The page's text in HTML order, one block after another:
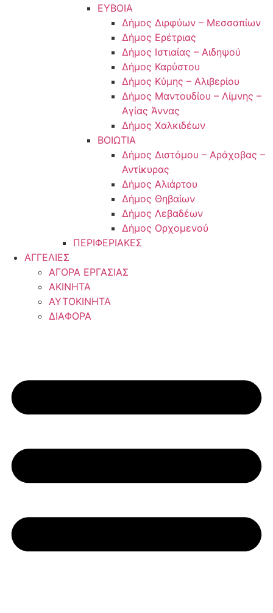
ΕΥΒΟΙΑ
Δήμος Διρφύων – Μεσσαπίων
Δήμος Ερέτριας
Δήμος Ιστιαίας – Αιδηψού
Δήμος Καρύστου
Δήμος Κύμης – Αλιβερίου
Δήμος Μαντουδίου – Λίμνης –
Αγίας Άννας
Δήμος Χαλκιδέων
ΒΟΙΩΤΙΑ
Δήμος Διστόμου – Αράχοβας –
Αντίκυρας
Δήμος Αλιάρτου
Δήμος Θηβαίων
Δήμος Λεβαδέων
Δήμος Ορχομενού
ΠΕΡΙΦΕΡΙΑΚΕΣ
ΑΓΓΕΛΙΕΣ
ΑΓΟΡΑ ΕΡΓΑΣΙΑΣ
ΑΚΙΝΗΤΑ
ΑΥΤΟΚΙΝΗΤΑ
ΔΙΑΦΟΡΑ